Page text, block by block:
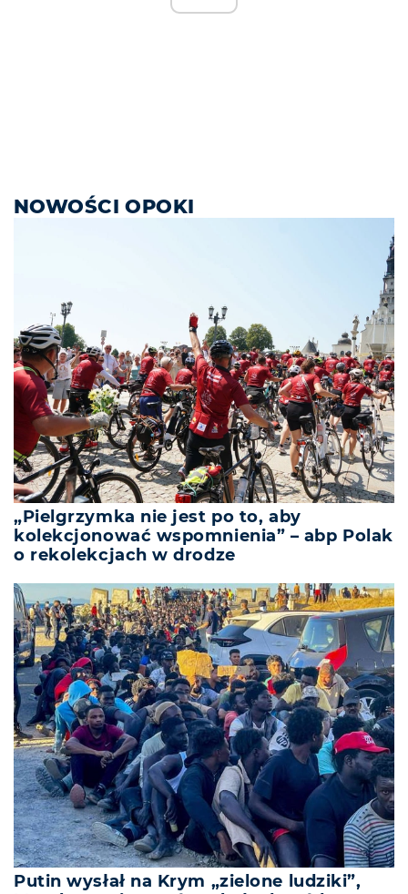
NOWOŚCI OPOKI
„Pielgrzymka nie jest po to, aby
kolekcjonować wspomnienia” – abp Polak
o rekolekcjach w drodze
Putin wysłał na Krym „zielone ludziki”,